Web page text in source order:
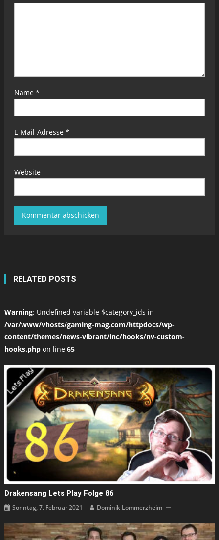
Name *
E-Mail-Adresse *
Website
RELATED POSTS
Warning: Undefined variable $category_ids in
/var/www/vhosts/gaming-mag.com/httpdocs/wp-
content/themes/news-vibrant/inc/hooks/nv-custom-
hooks.phpon line 65
Drakensang Lets Play Folge 86
Sonntag, 7. Februar 2021 Dominik Lommerzheim